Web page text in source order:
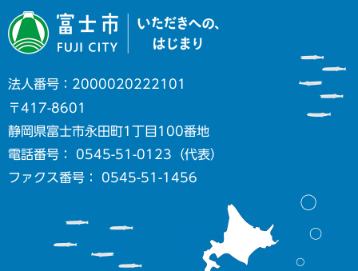
法人番号：2000020222101
〒417-8601
静岡県富士市永田町1丁目100番地
電話番号： 0545-51-0123（代表）
ファクス番号： 0545-51-1456